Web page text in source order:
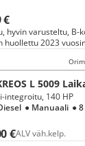
€
hyvin varusteltu, B-
huollettu 2023
€ALV väh.kelp.
integroitu, 140 HP
● Manuaali ●